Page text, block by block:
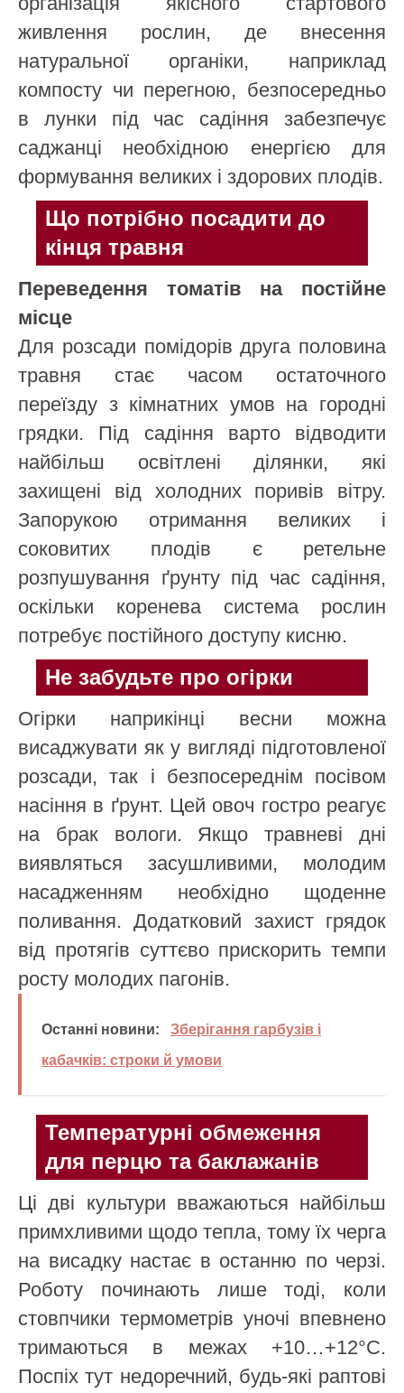
живлення рослин, де внесення
натуральної органіки, наприклад
компосту чи перегною, безпосередньо
в лунки під час садіння забезпечує
саджанці необхідною енергією для
формування великих і здорових плодів.
Що потрібно посадити до
кінця травня
Переведення томатів на постійне
місце
Для розсади помідорів друга половина
травня стає часом остаточного
переїзду з кімнатних умов на городні
грядки. Під садіння варто відводити
найбільш освітлені ділянки, які
захищені від холодних поривів вітру.
Запорукою отримання великих і
соковитих плодів є ретельне
розпушування ґрунту під час садіння,
оскільки коренева система рослин
потребує постійного доступу кисню.
Не забудьте про огірки
Огірки наприкінці весни можна
висаджувати як у вигляді підготовленої
розсади, так і безпосереднім посівом
насіння в ґрунт. Цей овоч гостро реагує
на брак вологи. Якщо травневі дні
виявляться засушливими, молодим
насадженням необхідно щоденне
поливання. Додатковий захист грядок
від протягів суттєво прискорить темпи
росту молодих пагонів.
Останні новини:
Зберігання гарбузів і
кабачків: строки й умови
Температурні обмеження
для перцю та баклажанів
Ці дві культури вважаються найбільш
примхливими щодо тепла, тому їх черга
на висадку настає в останню по черзі.
Роботу починають лише тоді, коли
стовпчики термометрів уночі впевнено
тримаються в межах +10…+12°C.
Поспіх тут недоречний, будь-які раптові